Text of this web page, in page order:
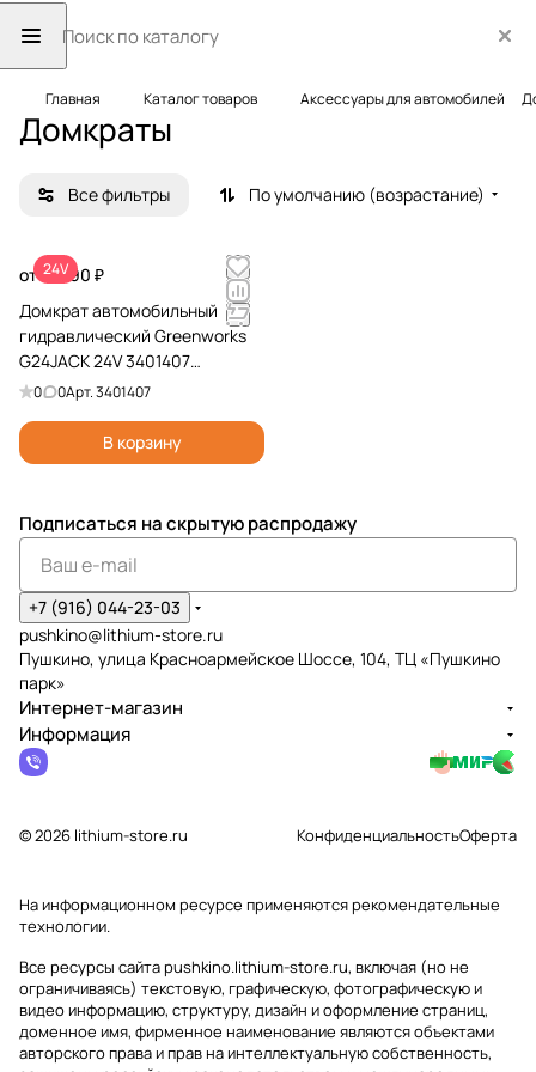
Главная Каталог товаров Аксессуары для автомобилей
Домкраты
Все фильтры По умолчанию (возрастание)
24V
от 11 990 ₽
Домкрат автомобильный
гидравлический Greenworks
G24JACK 24V 3401407
аккумуляторный
0 0Арт.3401407
В корзину
Подписаться на скрытую распродажу
+7 (916) 044-23-03
pushkino@lithium-store.ru
Пушкино, улица Красноармейское Шоссе, 104, ТЦ «Пушкино
парк»
Интернет-магазин
Информация
© 2026 lithium-store.ru КонфиденциальностьОферта
На информационном ресурсе применяютсярекомендательные
технологии.
Все ресурсы сайта pushkino.lithium-store.ru, включая (но не
ограничиваясь) текстовую, графическую, фотографическую и
видео информацию, структуру, дизайн и оформление страниц,
доменное имя, фирменное наименование являются объектами
авторского права и прав на интеллектуальную собственность,